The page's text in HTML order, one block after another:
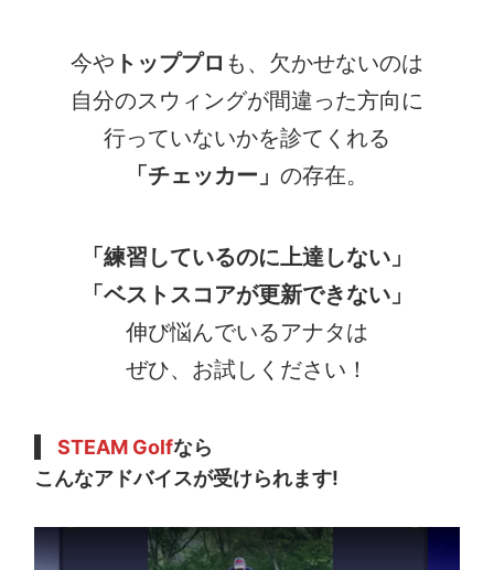
今や トッププロ も、欠かせないのは
自分のスウィングが間違った方向に
行っていないかを診てくれる
「チェッカー」 の存在。
「練習しているのに上達しない」
「ベストスコアが更新できない」
伸び悩んでいるアナタは
ぜひ、お試しください！
STEAM Golfなら
こんなアドバイスが受けられます!